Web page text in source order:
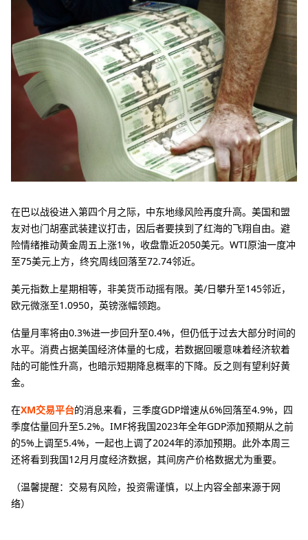
在巴以战役进入第四个月之际，中东地缘风险再度升高。美国和盟
友对也门胡塞武装建议打击，因后者要挟到了红海的飞翔自由。避
险情绪推动黄金周五上涨1%，收盘靠近2050美元。WTI原油一度冲
至75美元上方，终究周线回落至72.74邻近。
美元指数上星期相等，非美货币动摇有限。美/日攀升至145邻近，
欧元微涨至1.0950，英镑涨幅领跑。
估量月率将由0.3%进一步回升至0.4%，但仍低于过去大部分时间的
水平。消费占据美国经济体量的七成，若数据回暖意味着经济软着
陆的可能性升高，也暗示短期降息概率的下降。反之则有望利好黄
金。
在XM交易平台的消息来看，三季度GDP增速从6%回落至4.9%，四
季度估量回升至5.2%。IMF将我国2023年全年GDP添加预期从之前
的5%上调至5.4%，一起也上调了2024年的添加预期。此外本周三
还将看到我国12月月度经济数据，其间房产价格数据尤为重要。
（温馨提醒：交易有风险，投资需谨慎，以上内容全部来源于网
络）